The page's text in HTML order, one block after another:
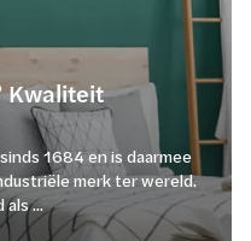
Kwaliteit
1684 en is daarmee
merk ter wereld.
...